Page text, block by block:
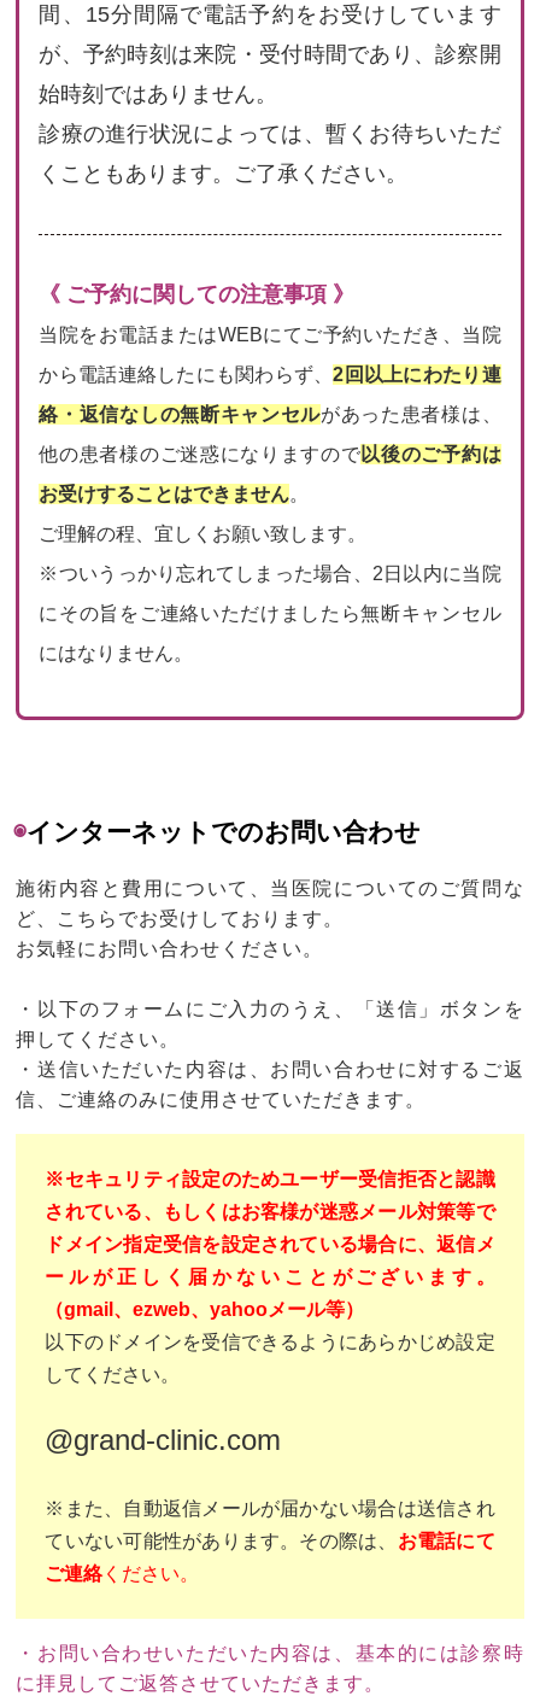
間、15分間隔で電話予約をお受けしています
が、予約時刻は来院・受付時間であり、診察開
始時刻ではありません。
診療の進行状況によっては、暫くお待ちいただ
くこともあります。ご了承ください。
《 ご予約に関しての注意事項 》
当院をお電話またはWEBにてご予約いただき、当院
から電話連絡したにも関わらず、2回以上にわたり連
絡・返信なしの無断キャンセルがあった患者様は、
他の患者様のご迷惑になりますので以後のご予約は
お受けすることはできません。
ご理解の程、宜しくお願い致します。
※ついうっかり忘れてしまった場合、2日以内に当院
にその旨をご連絡いただけましたら無断キャンセル
にはなりません。
◉インターネットでのお問い合わせ
施術内容と費用について、当医院についてのご質問な
ど、こちらでお受けしております。
お気軽にお問い合わせください。
・以下のフォームにご入力のうえ、「送信」ボタンを
押してください。
・送信いただいた内容は、お問い合わせに対するご返
信、ご連絡のみに使用させていただきます。
※セキュリティ設定のためユーザー受信拒否と認識
されている、もしくはお客様が迷惑メール対策等で
ドメイン指定受信を設定されている場合に、返信メ
ールが正しく届かないことがございます。
（gmail、ezweb、yahooメール等）
以下のドメインを受信できるようにあらかじめ設定
してください。
@grand-clinic.com
※また、自動返信メールが届かない場合は送信され
ていない可能性があります。その際は、 お電話にて
ご連絡ください。
・お問い合わせいただいた内容は、基本的には診察時
に拝見してご返答させていただきます。